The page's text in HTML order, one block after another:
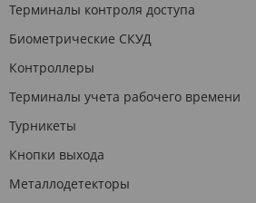
Терминалы контроля доступа
Биометрические СКУД
Контроллеры
Терминалы учета рабочего времени
Турникеты
Кнопки выхода
Металлодетекторы